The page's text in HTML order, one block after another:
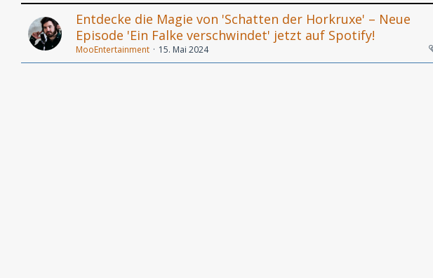
Entdecke die Magie von 'Schatten der Horkruxe' – Neue
Episode 'Ein Falke verschwindet' jetzt auf Spotify!
MooEntertainment 15. Mai 2024